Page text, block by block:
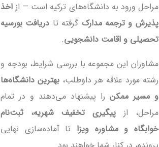
مراحل ورود به دانشگاه‌های ترکیه است — از اخذ
پذیرش و ترجمه مدارک گرفته تا دریافت بورسیه
تحصیلی و اقامت دانشجویی.
مشاوران این مجموعه با بررسی شرایط، بودجه و
رشته مورد علاقه هر داوطلب، بهترین دانشگاه‌ها
و مسیر ممکن را پیشنهاد می‌دهند و در تمام
مراحل، ازپیگیری تخفیف شهریه، ثبت‌نام
خوابگاه و مشاوره ویزا تا آماده‌سازی نهایی